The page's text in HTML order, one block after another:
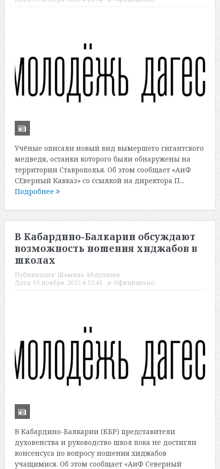
Учёные описали новый вид вымершего гигантского
медведя, останки которого были обнаружены на
территории Ставрополья. Об этом сообщает «АиФ
СЕверный Кавказ» со ссылкой на директора П...
Подробнее
В Кабардино-Балкарии обсуждают
возможность ношения хиджабов в
школах
Публикация: Шамиль Абдуллаев
Дата: 03 ноября, 2025 в 12:41 в: Официально
В Кабардино-Балкарии (КБР) представители
духовенства и руководство школ пока не достигли
консенсуса по вопросу ношения хиджабов
учащимися. Об этом сообщает «АиФ Северный